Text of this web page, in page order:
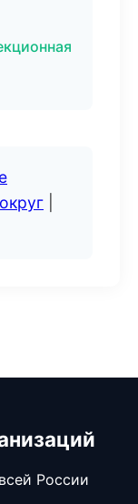
России